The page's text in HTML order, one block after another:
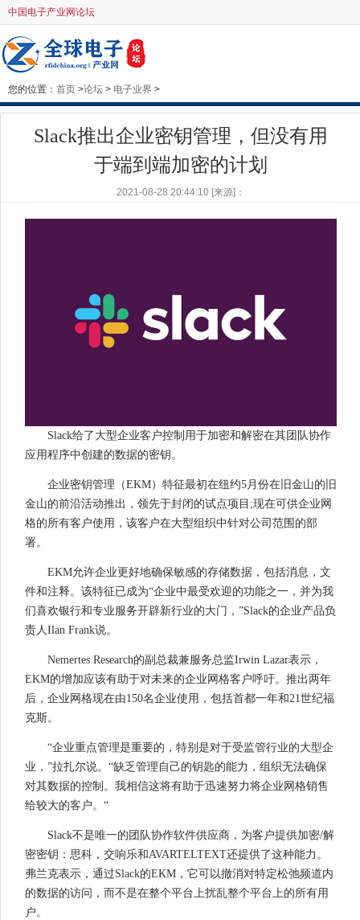
中国电子产业网论坛
您的位置： 首页 >论坛 > 电子业界 >
Slack推出企业密钥管理，但没有用
于端到端加密的计划
2021-08-28 20:44:10 [来源]：
Slack给了大型企业客户控制用于加密和解密在其团队协作
应用程序中创建的数据的密钥。
企业密钥管理（EKM）特征最初在纽约5月份在旧金山的旧
金山的前沿活动推出，领先于封闭的试点项目;现在可供企业网
格的所有客户使用，该客户在大型组织中针对公司范围的部
署。
EKM允许企业更好地确保敏感的存储数据，包括消息，文
件和注释。该特征已成为“企业中最受欢迎的功能之一，并为我
们喜欢银行和专业服务开辟新行业的大门，”Slack的企业产品负
责人Ilan Frank说。
Nemertes Research的副总裁兼服务总监Irwin Lazar表示，
EKM的增加应该有助于对未来的企业网格客户呼吁。推出两年
后，企业网格现在由150名企业使用，包括首都一年和21世纪福
克斯。
“企业重点管理是重要的，特别是对于受监管行业的大型企
业，”拉扎尔说。“缺乏管理自己的钥匙的能力，组织无法确保
对其数据的控制。我相信这将有助于迅速努力将企业网格销售
给较大的客户。“
Slack不是唯一的团队协作软件供应商，为客户提供加密/解
密密钥：思科，交响乐和AVARTELTEXT还提供了这种能力。
弗兰克表示，通过Slack的EKM，它可以撤消对特定松弛频道内
的数据的访问，而不是在整个平台上扰乱整个平台上的所有用
户。